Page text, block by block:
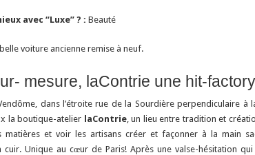
avec “Luxe” ? : Beauté
voiture ancienne remise à neuf.
mesure, laContrie une hit-factory
dans l’étroite rue de la Sourdière perpendiculaire à
la boutique-atelier laContrie, un lieu entre tradition et
et voir les artisans créer et façonner à la main
Unique au cœur de Paris! Après une valse-hésitation